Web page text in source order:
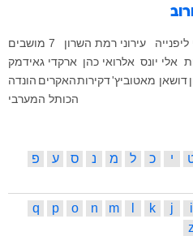
עירוני רמת השרון
7 מושבים
אלי יונס אלרואי כהן ארקדי גאידמק
דושאן מאטוביץ'דקירותהאקרים הונדה
הכותל המערבי
י כ ל מ נ ס ע
פ
i
j
k
m
n
o
p
q
z